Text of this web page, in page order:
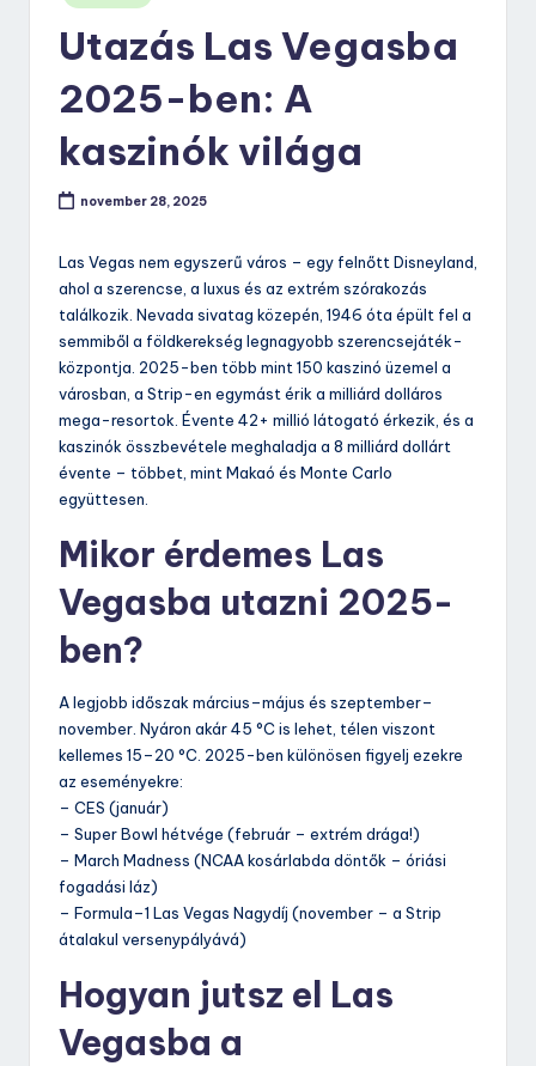
in
Utazás Las Vegasba
2025-ben: A
kaszinók világa
november 28, 2025
Las Vegas nem egyszerű város – egy felnőtt Disneyland,
ahol a szerencse, a luxus és az extrém szórakozás
találkozik. Nevada sivatag közepén, 1946 óta épült fel a
semmiből a földkerekség legnagyobb szerencsejáték-
központja. 2025-ben több mint 150 kaszinó üzemel a
városban, a Strip-en egymást érik a milliárd dolláros
mega-resortok. Évente 42+ millió látogató érkezik, és a
kaszinók összbevétele meghaladja a 8 milliárd dollárt
évente – többet, mint Makaó és Monte Carlo
együttesen.
Mikor érdemes Las
Vegasba utazni 2025-
ben?
A legjobb időszak március–május és szeptember–
november. Nyáron akár 45 °C is lehet, télen viszont
kellemes 15–20 °C. 2025-ben különösen figyelj ezekre
az eseményekre:
– CES (január)
– Super Bowl hétvége (február – extrém drága!)
– March Madness (NCAA kosárlabda döntők – óriási
fogadási láz)
– Formula–1 Las Vegas Nagydíj (november – a Strip
átalakul versenypályává)
Hogyan jutsz el Las
Vegasba a